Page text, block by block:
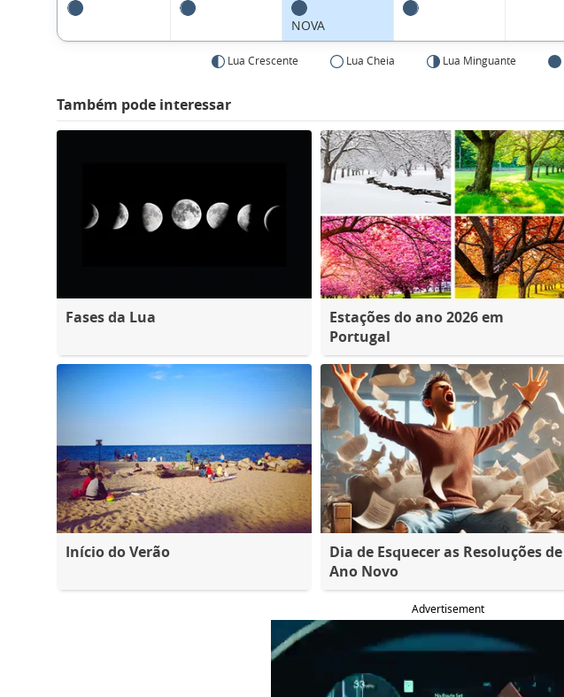
NOVA
Lua Crescente Lua Cheia Lua Minguante
Também pode interessar
Fases da Lua
Estações do ano 2026 em
Portugal
Início do Verão
Dia de Esquecer as Resoluções de
Ano Novo
Advertisement